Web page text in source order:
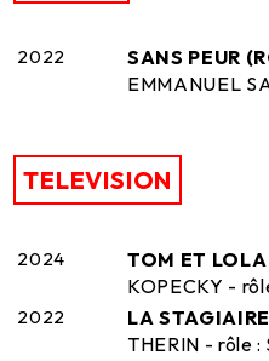
2022 SANS PEUR
EMMANUEL
TELEVISION
2024 TOM ET LOLA
KOPECKY -
2022 LA STAGIAIRE
THERIN - rôle :